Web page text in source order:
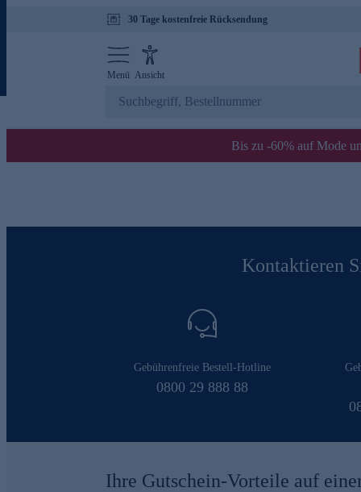
30 Tage kostenfreie Rücksendung
Menü Ansicht
Bis zu -60% auf Mode
Kontaktieren
Gebührenfreie Bestell-Hotline
0800 29 888 88
Ihre Gutschein-Vorteile auf